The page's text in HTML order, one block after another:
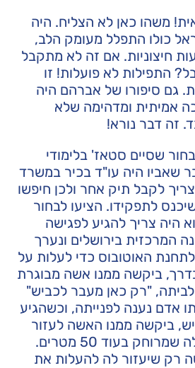
משהו כאן לא הצליח. היה
כולו התפלל מעומק הלב,
חיצוניות. אם זה לא מתקבל
התפילות לא פועלות! זו
גם סיפורו של אברהם היה
אמיתית ומדהימה שלא
זה דבר נורא!
שסיים סטאז' בלימודי
שאביו היה עו"ד בכיר במשרד
לקבל תיק אחר ולכן חיפשו
לתפקידו. הציעו לבחור
היה צריך להגיע לפגישה
המרכזית בירושלים ונערך
האוטובוס כדי לעלות על
בדרך, ביקשה ממנו אשה מבוגרת
"רק כאן מעבר לכביש"
אדם נענה לפנייתה, וכשהגיע
ביקשה ממנו האשה לעזור
לה רק עד הבניין שלה שמרוחק בעוד 50 מטרים.
רק שיעזור לה להעלות את